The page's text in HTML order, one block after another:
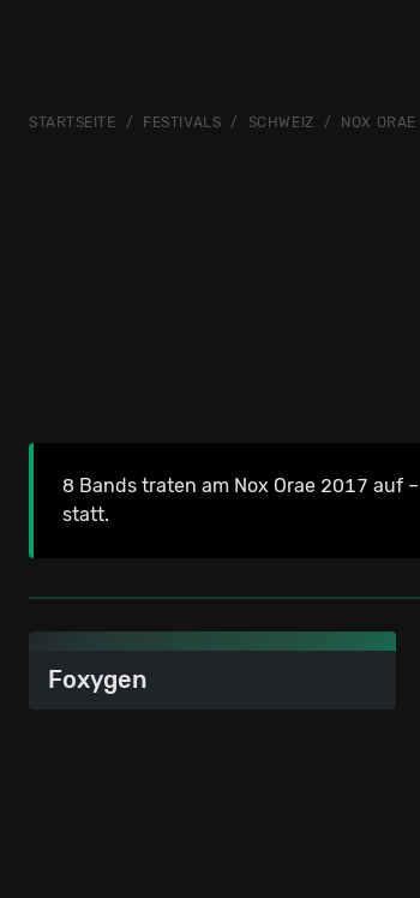
STARTSEITE FESTIVALS SCHWEIZ NOX ORAE
8 Bands traten am Nox Orae 2017 auf
statt.
Foxygen